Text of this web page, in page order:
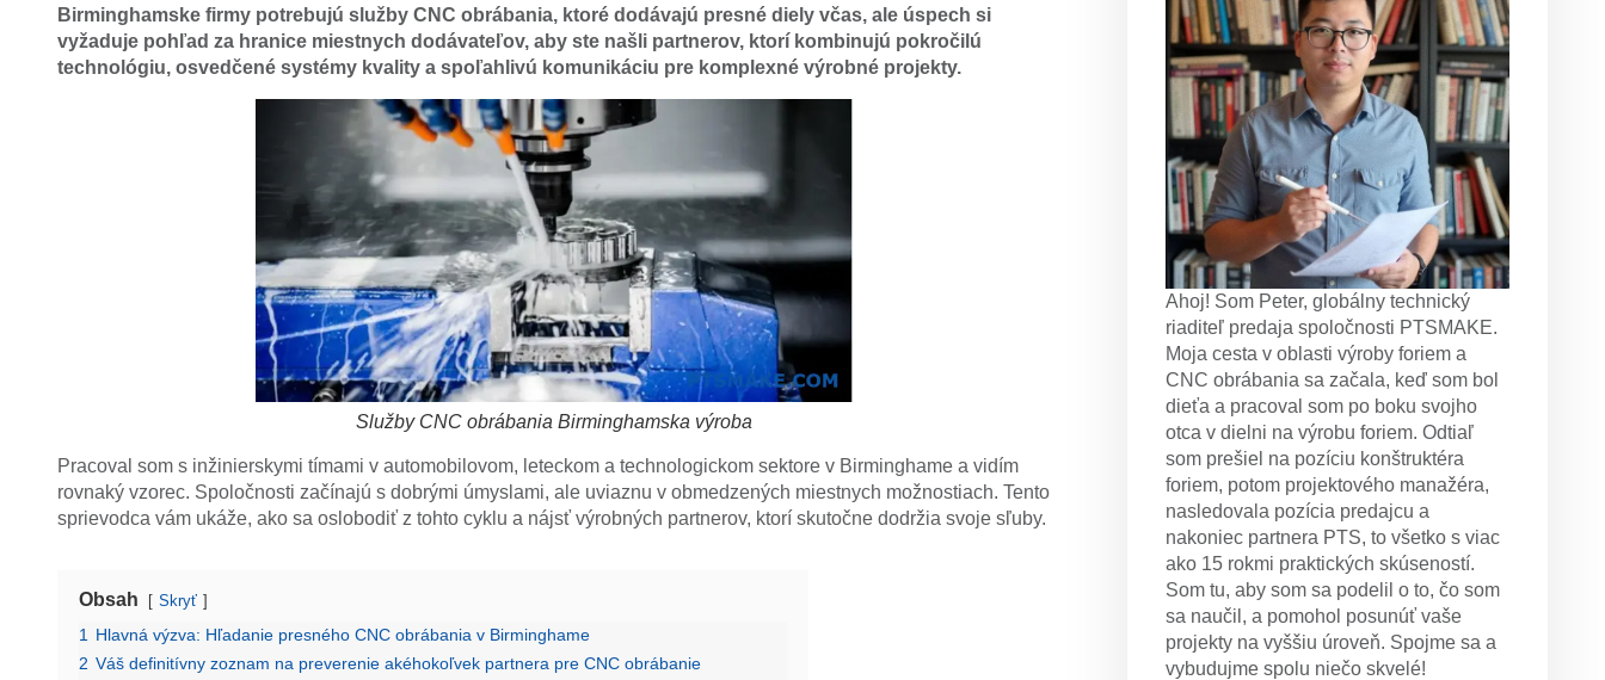
Birminghamske firmy potrebujú služby CNC obrábania, ktoré dodávajú presné diely včas, ale úspech si
vyžaduje pohľad za hranice miestnych dodávateľov, aby ste našli partnerov, ktorí kombinujú pokročilú
technológiu, osvedčené systémy kvality a spoľahlivú komunikáciu pre komplexné výrobné projekty.
Služby CNC obrábania Birminghamska výroba
Pracoval som s inžinierskymi tímami v automobilovom, leteckom a technologickom sektore v Birminghame a vidím
rovnaký vzorec. Spoločnosti začínajú s dobrými úmyslami, ale uviaznu v obmedzených miestnych možnostiach. Tento
sprievodca vám ukáže, ako sa oslobodiť z tohto cyklu a nájsť výrobných partnerov, ktorí skutočne dodržia svoje sľuby.
Obsah Skryť
1
Hlavná výzva: Hľadanie presného CNC obrábania v Birminghame
2 Váš definitívny zoznam na preverenie akéhokoľvek partnera pre CNC obrábanie
Ahoj! Som Peter, globálny technický
riaditeľ predaja spoločnosti PTSMAKE.
Moja cesta v oblasti výroby foriem a
CNC obrábania sa začala, keď som bol
dieťa a pracoval som po boku svojho
otca v dielni na výrobu foriem. Odtiaľ
som prešiel na pozíciu konštruktéra
foriem, potom projektového manažéra,
nasledovala pozícia predajcu a
nakoniec partnera PTS, to všetko s viac
ako 15 rokmi praktických skúseností.
Som tu, aby som sa podelil o to, čo som
sa naučil, a pomohol posunúť vaše
projekty na vyššiu úroveň. Spojme sa a
vybudujme spolu niečo skvelé!